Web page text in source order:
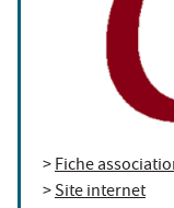
>Fiche
>Site internet